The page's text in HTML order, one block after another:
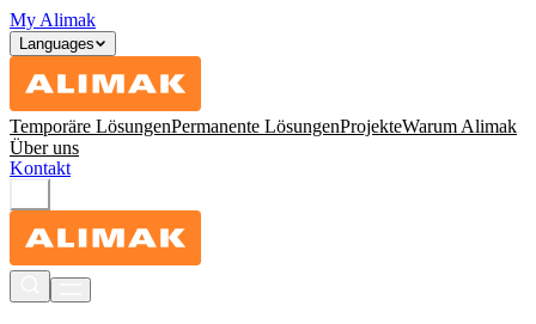
My Alimak
Languages
Temporäre LösungenPermanente LösungenProjekteWarum Alimak
Über uns
Kontakt